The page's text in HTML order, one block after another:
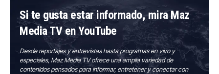
Si te gusta estar informado, mira Maz
Media TV en YouTube
Desde reportajes y entrevistas hasta programas en vivo y
especiales, Maz Media TV ofrece una amplia variedad de
contenidos pensados para informar, entretener y conectar con